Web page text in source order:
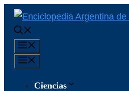
Saltar
contenido
Ciencias